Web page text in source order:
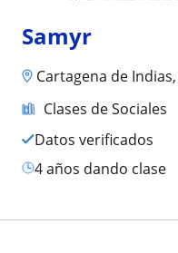
Samyr
Cartagena de
Clases de Sociales
Datos verificados
4 años dando clase